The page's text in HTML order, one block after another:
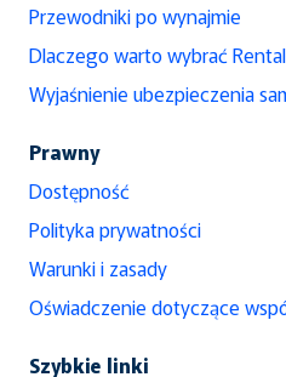
Przewodniki po wynajmie
Dlaczego warto wybrać
Wyjaśnienie ubezpieczenia
Prawny
Dostępność
Polityka prywatności
Warunki i zasady
Oświadczenie dotyczące
Szybkie linki